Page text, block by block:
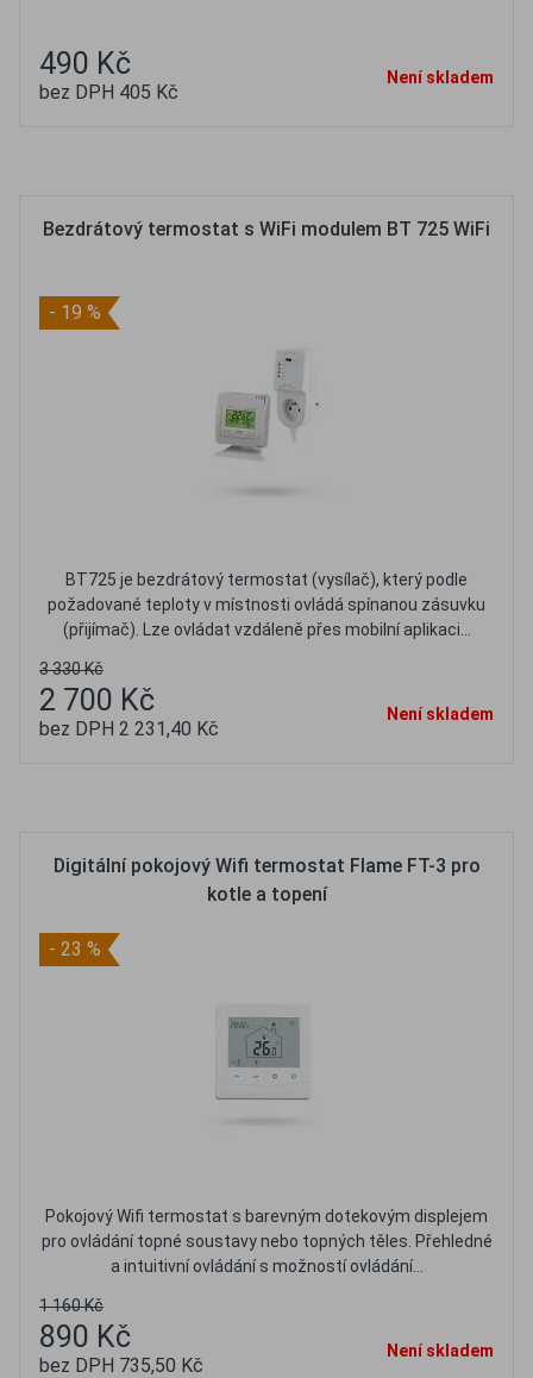
490 Kč
bez DPH 405 Kč
Není skladem
Bezdrátový termostat s WiFi modulem BT 725 WiFi
- 19 %
BT725 je bezdrátový termostat (vysílač), který podle
požadované teploty v místnosti ovládá spínanou zásuvku
(přijímač). Lze ovládat vzdáleně přes mobilní aplikaci...
3 330 Kč
2 700 Kč
bez DPH 2 231,40 Kč
Není skladem
Digitální pokojový Wifi termostat Flame FT-3 pro
kotle a topení
- 23 %
Pokojový Wifi termostat s barevným dotekovým displejem
pro ovládání topné soustavy nebo topných těles. Přehledné
a intuitivní ovládání s možností ovládání...
1 160 Kč
890 Kč
bez DPH 735,50 Kč
Není skladem